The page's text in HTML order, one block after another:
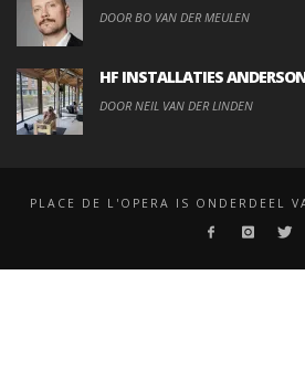
DOOR BO VAN DER MEULEN
HF INSTALLATIES
DOOR NEIL VAN DER LINDEN
PLACE DE L'OPERA IS ONDERDEEL